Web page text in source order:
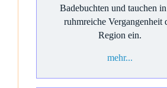
Badebuchten und tauchen
ruhmreiche Vergangenheit
Region ein.
mehr...